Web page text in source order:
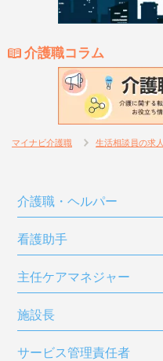
介護職コラム
マイナビ介護職 生活相談員の求人
介護職・ヘルパー
看護助手
主任ケアマネジャー
施設長
サービス管理責任者